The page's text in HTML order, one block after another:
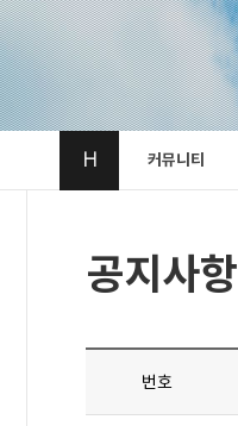
H 커뮤니티
공지사항
번호